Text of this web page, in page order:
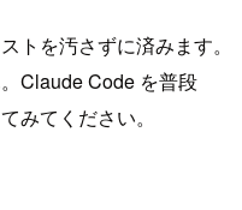
トを汚さずに済みます。
Claude Code を普段
みてください。